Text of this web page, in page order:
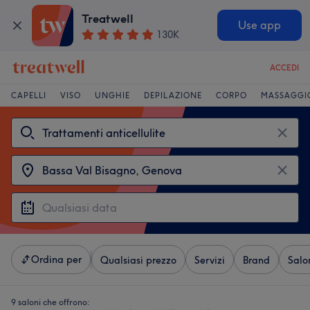
Treatwell
130K
Use app
ACCEDI
CAPELLI VISO UNGHIE DEPILAZIONE CORPO
Ordina per Qualsiasi prezzo Servizi Brand
9 saloni che offrono: